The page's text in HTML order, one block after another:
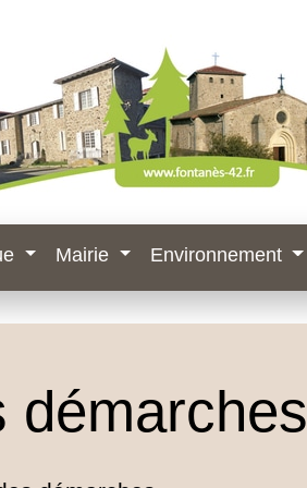
Mairie Environnement
démarches